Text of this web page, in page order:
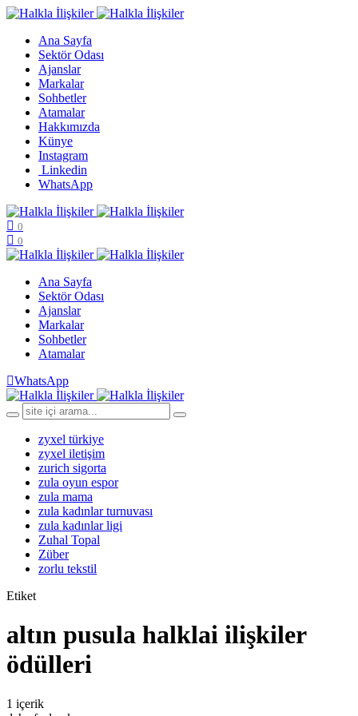
Ana Sayfa
Sektör Odası
Ajanslar
Markalar
Sohbetler
Atamalar
Hakkımızda
Künye
Instagram
Linkedin
WhatsApp
0
0
Ana Sayfa
Sektör Odası
Ajanslar
Markalar
Sohbetler
Atamalar
WhatsApp
zyxel türkiye
zyxel iletişim
zurich sigorta
zula oyun espor
zula mama
zula kadınlar turnuvası
zula kadınlar ligi
Zuhal Topal
Züber
zorlu tekstil
Etiket
altın pusula halklai ilişkiler
ödülleri
1 içerik